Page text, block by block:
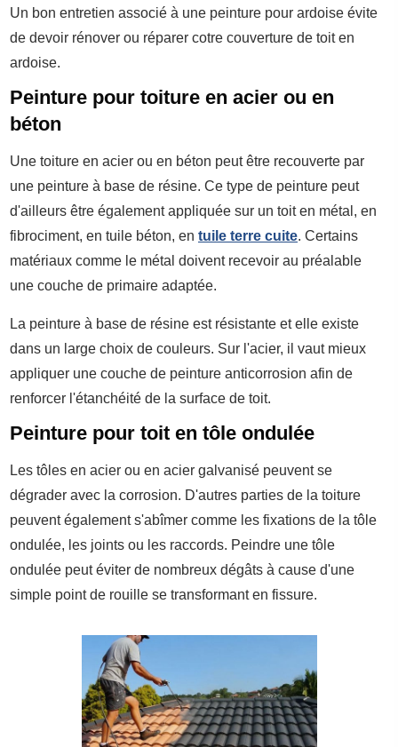
Un bon entretien associé à une peinture pour ardoise évite
de devoir rénover ou réparer cotre couverture de toit en
ardoise.
Peinture pour toiture en acier ou en
béton
Une toiture en acier ou en béton peut être recouverte par
une peinture à base de résine. Ce type de peinture peut
d'ailleurs être également appliquée sur un toit en métal, en
fibrociment, en tuile béton, en tuile terre cuite. Certains
matériaux comme le métal doivent recevoir au préalable
une couche de primaire adaptée.
La peinture à base de résine est résistante et elle existe
dans un large choix de couleurs. Sur l'acier, il vaut mieux
appliquer une couche de peinture anticorrosion afin de
renforcer l'étanchéité de la surface de toit.
Peinture pour toit en tôle ondulée
Les tôles en acier ou en acier galvanisé peuvent se
dégrader avec la corrosion. D'autres parties de la toiture
peuvent également s'abîmer comme les fixations de la tôle
ondulée, les joints ou les raccords. Peindre une tôle
ondulée peut éviter de nombreux dégâts à cause d'une
simple point de rouille se transformant en fissure.